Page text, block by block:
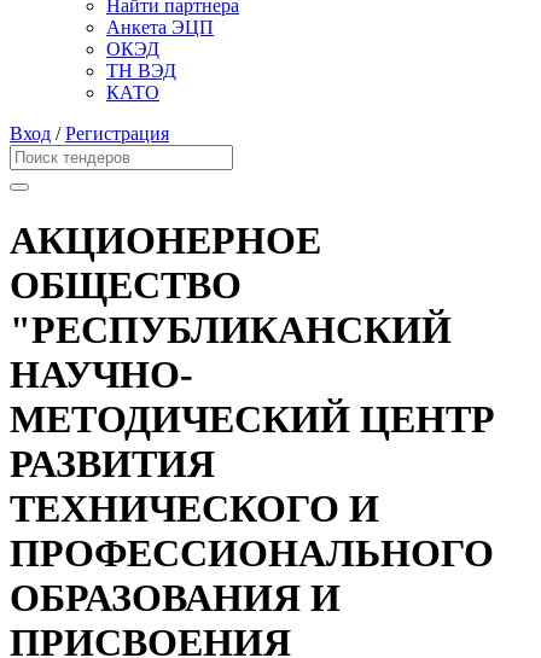
Найти партнера
Анкета ЭЦП
ОКЭД
ТН ВЭД
КАТО
Вход /Регистрация
АКЦИОНЕРНОЕ
ОБЩЕСТВО
"РЕСПУБЛИКАНСКИЙ
НАУЧНО-
МЕТОДИЧЕСКИЙ ЦЕНТР
РАЗВИТИЯ
ТЕХНИЧЕСКОГО И
ПРОФЕССИОНАЛЬНОГО
ОБРАЗОВАНИЯ И
ПРИСВОЕНИЯ